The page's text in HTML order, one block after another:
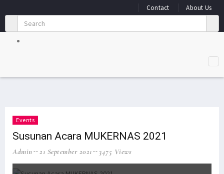
Contact About Us
Events
Susunan Acara MUKERNAS 2021
Admin 21 September 2021 3475 Views